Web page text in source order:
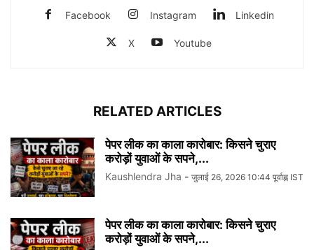
Facebook Instagram Linkedin
X Youtube
RELATED ARTICLES
पेपर लीक का काला कारोबार: किसने चुराए
करोड़ों युवाओं के सपने,...
Kaushlendra Jha - जुलाई 26, 2026 10:44 पूर्वाह्न IST
पेपर लीक का काला कारोबार: किसने चुराए
करोड़ों युवाओं के सपने,...